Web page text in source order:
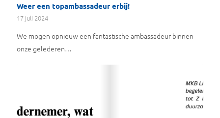
Weer een topambassadeur erbij!
17 juli 2024
We mogen opnieuw een fantastische ambassadeur binnen
onze gelederen…